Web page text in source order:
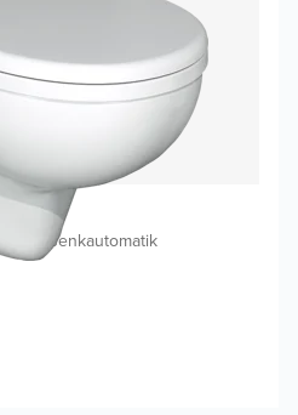
Mit Absenkautomatik